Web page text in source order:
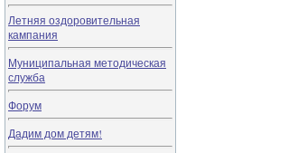
Летняя оздоровительная
кампания
Муниципальная методическая
служба
Форум
Дадим дом детям!